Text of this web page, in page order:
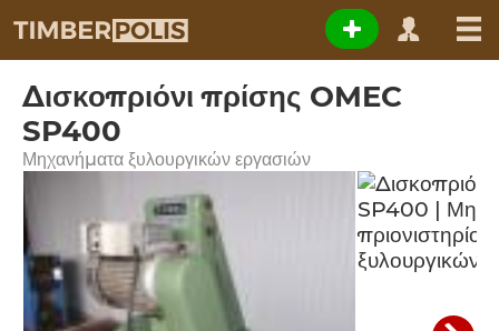
Δισκοπριόνι πρίσης OMEC
SP400
Μηχανήματα ξυλουργικών εργασιών